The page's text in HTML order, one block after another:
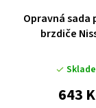
Opravná sada
643